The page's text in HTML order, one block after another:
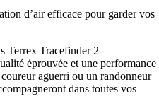
d’air efficace pour garder vos
Terrex Tracefinder 2
éprouvée et une performance
aguerri ou un randonneur
dans toutes vos